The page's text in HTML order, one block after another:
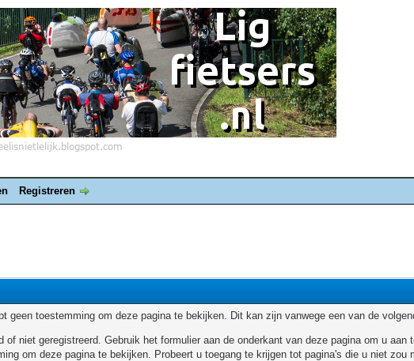
Registreren
geen toestemming om deze pagina te bekijken. Dit kan zijn vanwege een van de
of niet geregistreerd. Gebruik het formulier aan de onderkant van deze pagina om u aan
om deze pagina te bekijken. Probeert u toegang te krijgen tot pagina's die u niet